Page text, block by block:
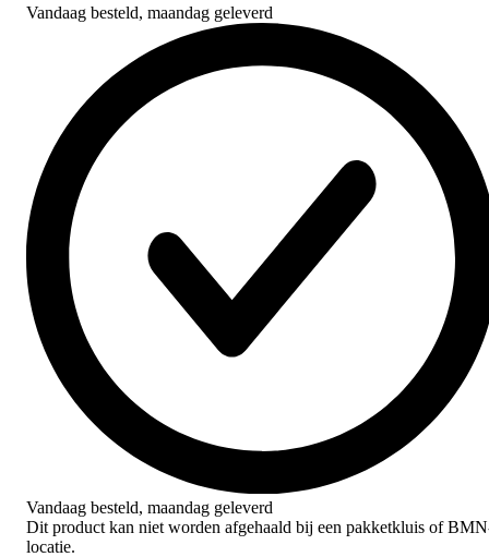
Vandaag besteld, maandag geleverd
Vandaag besteld, maandag geleverd
Dit product kan niet worden afgehaald bij een pakketkluis of
locatie.